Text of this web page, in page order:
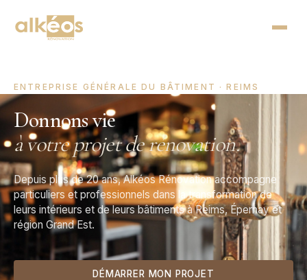
ENTREPRISE GÉNÉRALE DU BÂTIMENT · REIMS
Donnons vie
à votre projet de rénovation.
Depuis plus de 20 ans, Alkéos Rénovation accompagne
particuliers et professionnels dans la transformation de
leurs intérieurs et de leurs bâtiments à Reims, Épernay et
région Grand Est.
DÉMARRER MON PROJET